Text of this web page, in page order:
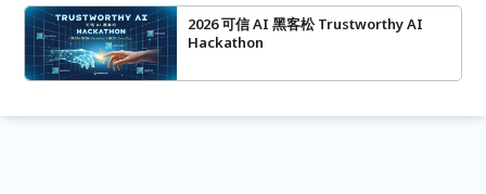
2026 可信 AI 黑客松 Trustworthy AI
Hackathon